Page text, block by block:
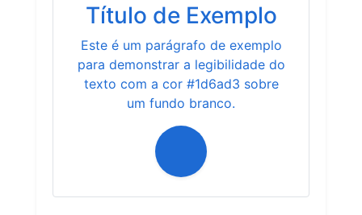
Título de Exemplo
Este é um parágrafo de exemplo
para demonstrar a legibilidade do
texto com a cor #1d6ad3 sobre
um fundo branco.